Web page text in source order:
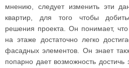
мнению, следует изменить эти
квартир, для того чтобы
решения проекта. Он понимает,
на этаже достаточно легко
фасадных элементов. Он знает
попарно дает возможность